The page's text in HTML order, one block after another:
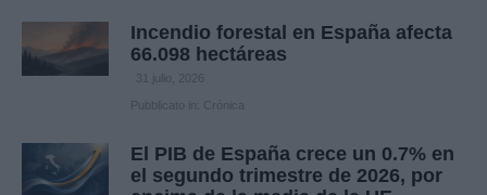
Incendio forestal en España afecta
66.098 hectáreas
31 julio, 2026
Pubblicato in: Crónica
El PIB de España crece un 0.7% en
el segundo trimestre de 2026, por